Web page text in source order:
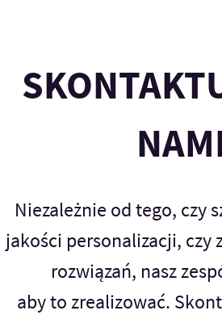
Niezależnie od tego, czy
jakości personalizacji, czy
rozwiązań, nasz
aby to zrealizować.